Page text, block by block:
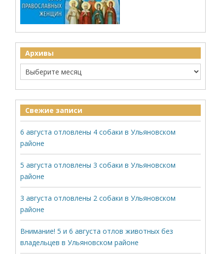
Архивы
Свежие записи
6 августа отловлены 4 собаки в Ульяновском
районе
5 августа отловлены 3 собаки в Ульяновском
районе
3 августа отловлены 2 собаки в Ульяновском
районе
Внимание! 5 и 6 августа отлов животных без
владельцев в Ульяновском районе